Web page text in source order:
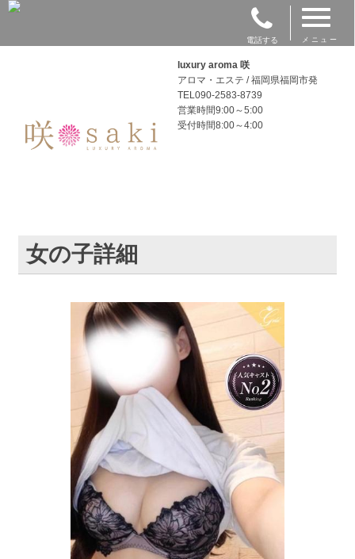
電話する メニュー
luxury aroma 咲
アロマ・エステ / 福岡県福岡市発
TEL090-2583-8739
営業時間9:00～5:00
受付時間8:00～4:00
女の子詳細